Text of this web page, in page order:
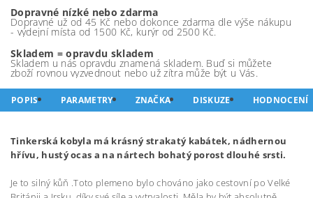
Dopravné nízké nebo zdarma
Dopravné už od 45 Kč nebo dokonce zdarma dle výše nákupu
- výdejní místa od 1500 Kč, kurýr od 2500 Kč.
Skladem = opravdu skladem
Skladem u nás opravdu znamená skladem. Buď si můžete
zboží rovnou vyzvednout nebo už zítra může být u Vás.
POPIS PARAMETRY ZNAČKA DISKUZE HODNOCENÍ
Tinkerská kobyla má krásný strakatý kabátek, nádhernou
hřívu, hustý ocas a na nártech bohatý porost dlouhé srsti.
Je to silný kůň .Toto plemeno bylo chováno jako cestovní po Velké